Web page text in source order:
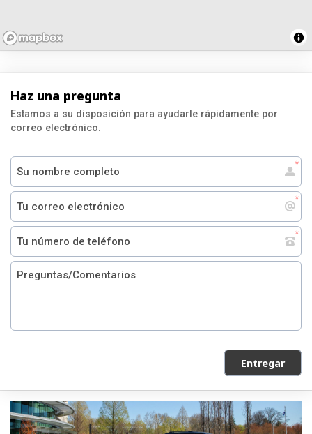
Haz una pregunta
Estamos a su disposición para ayudarle rápidamente por
correo electrónico.
Entregar